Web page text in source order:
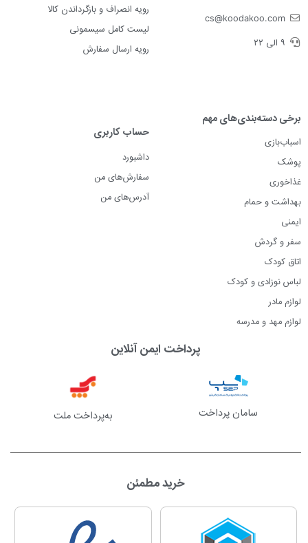
cs@koodakoo.com
۹ الی ۲۲
رویه انصراف و بازگرداندن کالا
لیست کامل سیسمونی
رویه ارسال سفارش
برخی دسته‌بندی‌های مهم
اسباب‌بازی
پوشک
غذاخوری
بهداشت و حمام
ایمنی
سفر و گردش
اتاق کودک
لباس نوزادی و کودک
لوازم مادر
لوازم مهد و مدرسه
حساب کاربری
داشبورد
سفارش‌های من
آدرس‌های من
پرداخت ایمن آنلاین
سامان پرداخت به‌پرداخت ملت
خرید مطمئن